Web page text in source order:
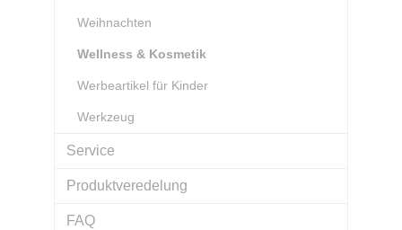
Weihnachten
Wellness & Kosmetik
Werbeartikel für Kinder
Werkzeug
Service
Produktveredelung
FAQ